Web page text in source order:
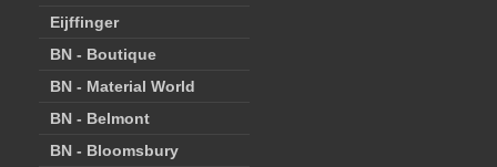
Eijffinger
BN - Boutique
BN - Material World
BN - Belmont
BN - Bloomsbury